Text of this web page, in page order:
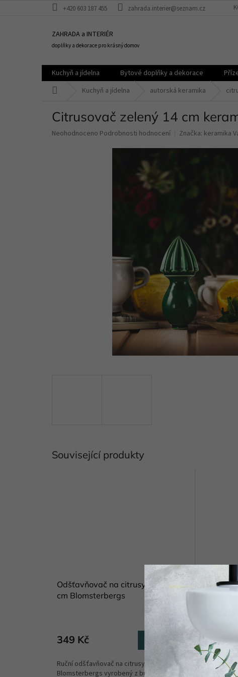
+420 603 187 455 zahrada.interier@seznam.cz
ZAHRADA a INTERIÉR
doplňky a dekorace pro krásný domov
Kuchyň a jídelna Bytové doplňky a dekorace
Kuchyň a jídelna autorská keramika
Citrusovač zelený 14 cm
Průměrné
Neohodnoceno Podrobnosti hodnocení Značka: keramika
Související produkty
Odšťavňovač na citrusy bukový 14
cm Blomsterbergs
Skladem (6 ks)
349 Kč Do košíku
Ruční odšťavňovač na citrusy
Blomsterbergs vyrobený z bukového
Vanya
440 Kč
Keramický